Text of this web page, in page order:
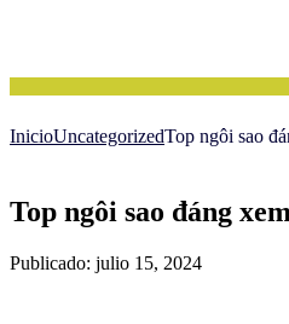
InicioUncategorizedTop ngôi sao
Top ngôi sao đáng
Publicado: julio 15, 2024